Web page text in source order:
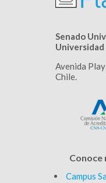
Senado
Universidad
Avenida
Chile.
Conoce
Campus